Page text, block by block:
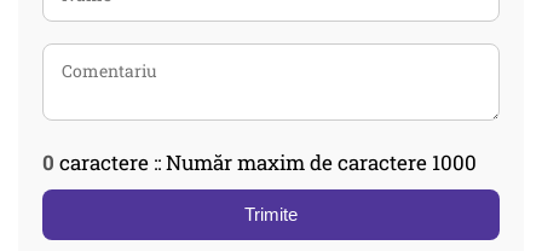
0 caractere :: Număr maxim de caractere 1000
Trimite